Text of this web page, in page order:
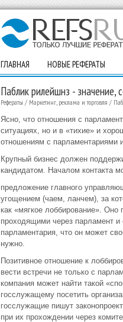
ГЛАВНАЯ НОВЫЕ РЕФЕРАТЫ
Паблик рилейшнз - значение,
Рефераты / Маркетинг, реклама и торговля /
Ясно, что отношения с
ситуациях, но и в «тихие» и
отношениям с парламентариями
Крупный бизнес должен
кандидатом. Началом контакта
предложение главного
угощением (чаем, ланчем), за
как «мягкое лоббирование». Оно
проходящими через парламент и
парламентария, что он может
нужно.
Позитивное отношение к
вести встречи не только с
компания может найти такой
госслужащему посетить
госслужащие пишут
при их прохождении через